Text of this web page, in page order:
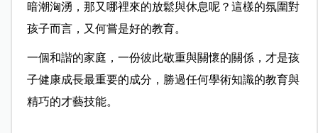
暗潮洶湧，那又哪裡來的放鬆與休息呢？這樣的氛圍對
孩子而言，又何嘗是好的教育。
一個和諧的家庭，一份彼此敬重與關懷的關係，才是孩
子健康成長最重要的成分，勝過任何學術知識的教育與
精巧的才藝技能。